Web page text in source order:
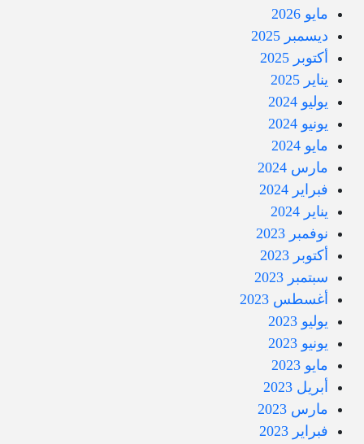
مايو 2026
ديسمبر 2025
أكتوبر 2025
يناير 2025
يوليو 2024
يونيو 2024
مايو 2024
مارس 2024
فبراير 2024
يناير 2024
نوفمبر 2023
أكتوبر 2023
سبتمبر 2023
أغسطس 2023
يوليو 2023
يونيو 2023
مايو 2023
أبريل 2023
مارس 2023
فبراير 2023